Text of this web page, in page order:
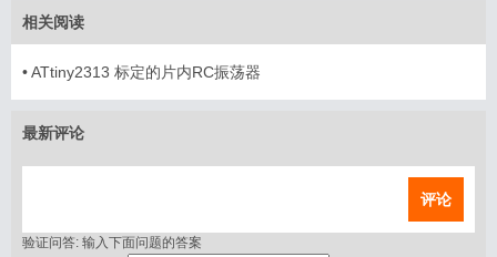
相关阅读
•ATtiny2313 标定的片内RC振荡器
最新评论
评论
验证问答: 输入下面问题的答案